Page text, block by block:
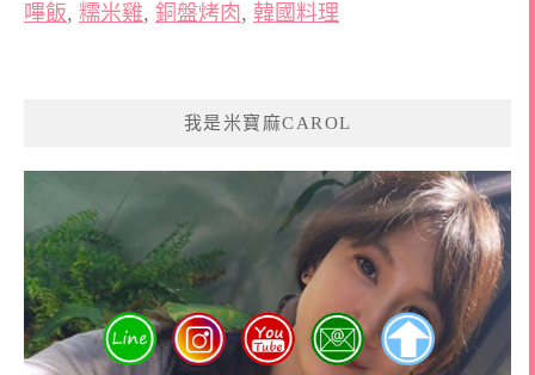
嗶飯, 糯米雞, 銅盤烤肉 , 韓國料理
我是米寶麻CAROL